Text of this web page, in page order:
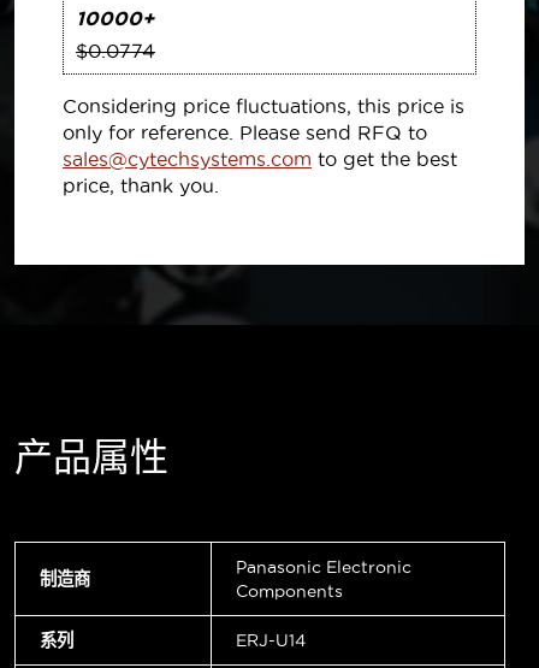
10000+
$0.0774
Considering price fluctuations, this price is
only for reference. Please send RFQ to
sales@cytechsystems.com to get the best
price, thank you.
产品属性
制造商
Panasonic Electronic
Components
系列 ERJ-U14